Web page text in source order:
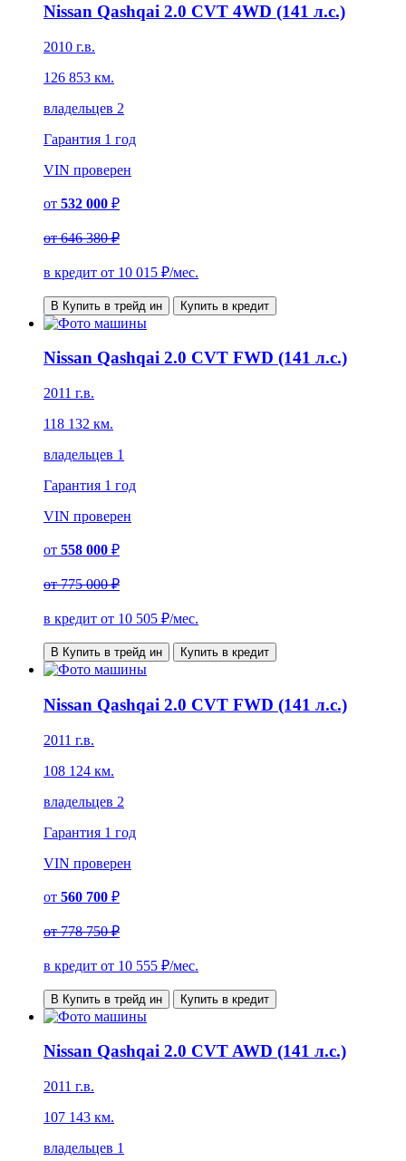
Nissan Qashqai 2.0 CVT 4WD (141 л.с.)
2010 г.в.
126 853 км.
владельцев 2
Гарантия 1 год
VIN проверен
от 532 000 ₽
от646 380 ₽
в кредит от 10 015 ₽/мес.
В Купить в трейд ин Купить в кредит
Nissan Qashqai 2.0 CVT FWD (141 л.с.)
2011 г.в.
118 132 км.
владельцев 1
Гарантия 1 год
VIN проверен
от 558 000 ₽
от775 000 ₽
в кредит от 10 505 ₽/мес.
В Купить в трейд ин Купить в кредит
Nissan Qashqai 2.0 CVT FWD (141 л.с.)
2011 г.в.
108 124 км.
владельцев 2
Гарантия 1 год
VIN проверен
от 560 700 ₽
от778 750 ₽
в кредит от 10 555 ₽/мес.
В Купить в трейд ин Купить в кредит
Nissan Qashqai 2.0 CVT AWD (141 л.с.)
2011 г.в.
107 143 км.
владельцев 1